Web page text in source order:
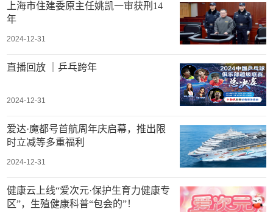
上海市住建委原主任姚凯一审获刑14
年
2024-12-31
直播回放 ｜乒乓跨年
2024-12-31
爱达·魔都号首航周年庆启幕，推出限
时立减等多重福利
2024-12-31
健康云上线“爱次元·保护生育力健康专
区”，生殖健康科普“包会的”！